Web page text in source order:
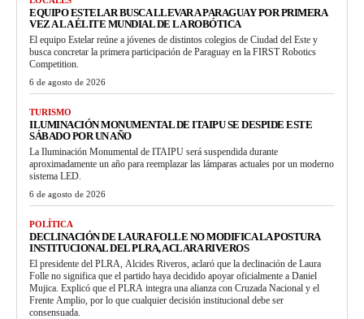
EQUIPO ESTELAR BUSCA LLEVAR A PARAGUAY POR PRIMERA
VEZ A LA ÉLITE MUNDIAL DE LA ROBÓTICA
El equipo Estelar reúne a jóvenes de distintos colegios de Ciudad del Este y
busca concretar la primera participación de Paraguay en la FIRST Robotics
Competition.
6 de agosto de 2026
TURISMO
ILUMINACIÓN MONUMENTAL DE ITAIPU SE DESPIDE ESTE
SÁBADO POR UN AÑO
La Iluminación Monumental de ITAIPU será suspendida durante
aproximadamente un año para reemplazar las lámparas actuales por un moderno
sistema LED.
6 de agosto de 2026
POLÍTICA
DECLINACIÓN DE LAURA FOLLE NO MODIFICA LA POSTURA
INSTITUCIONAL DEL PLRA, ACLARA RIVEROS
El presidente del PLRA, Alcides Riveros, aclaró que la declinación de Laura
Folle no significa que el partido haya decidido apoyar oficialmente a Daniel
Mujica. Explicó que el PLRA integra una alianza con Cruzada Nacional y el
Frente Amplio, por lo que cualquier decisión institucional debe ser
consensuada.